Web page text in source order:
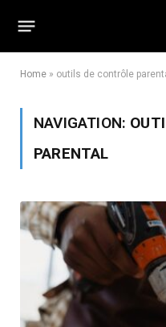
Home » outils de contrôle
NAVIGATION:
PARENTAL